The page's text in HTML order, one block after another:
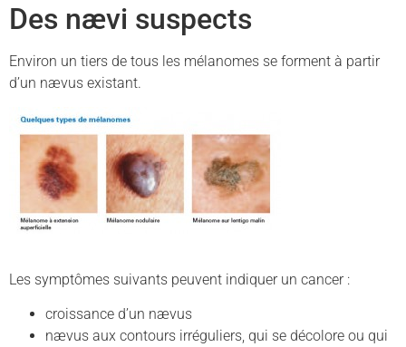
Des nævi suspects
Environ un tiers de tous les mélanomes se forment à partir
d’un nævus existant.
Les symptômes suivants peuvent indiquer un cancer :
croissance d’un nævus
nævus aux contours irréguliers, qui se décolore ou qui